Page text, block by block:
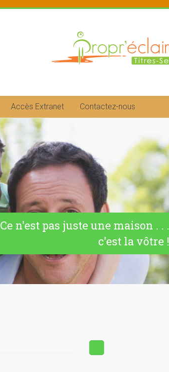
Accès Extranet Contactez-nous
Ce n'est pas juste une maison . . .
c'est la vôtre !